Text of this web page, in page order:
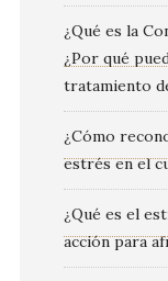
¿Qué es la
¿Por qué
tratamiento
¿Cómo
estrés en el
¿Qué es el
acción para